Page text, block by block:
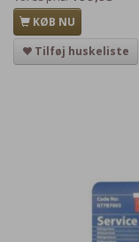
KØB NU
Tilføj huskeliste